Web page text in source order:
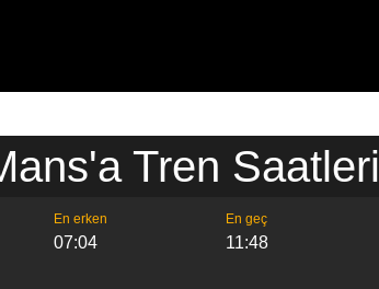
Tren Saatleri
En erken
07:04
En geç
11:48